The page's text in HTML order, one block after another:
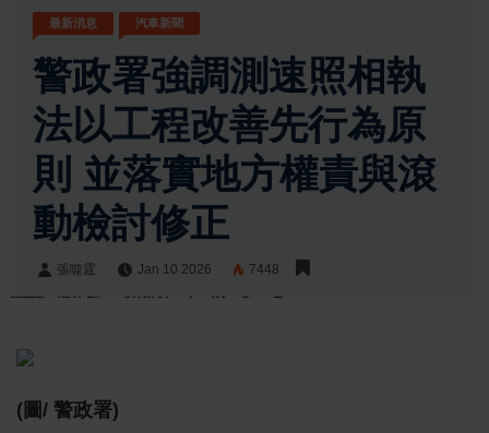
最新消息 汽車新聞
警政署強調測速照相執
法以工程改善先行為原
則 並落實地方權責與滾
動檢討修正
張噬霆 Jan 10 2026 7448
(圖/ 警政署)